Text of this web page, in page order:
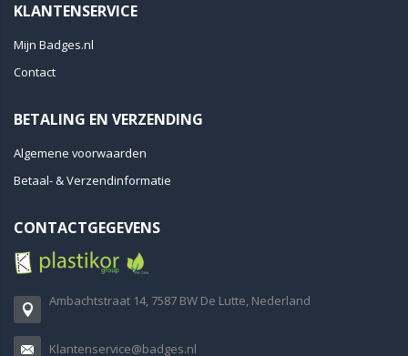
KLANTENSERVICE
Mijn Badges.nl
Contact
BETALING EN VERZENDING
Algemene voorwaarden
Betaal- & Verzendinformatie
CONTACTGEGEVENS
Ambachtstraat 14, 7587 BW De Lutte, Nederland
Klantenservice@badges.nl